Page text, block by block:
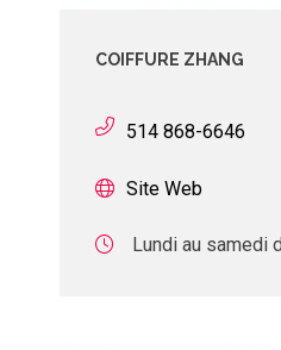
COIFFURE ZHANG
514 868-6646
Site Web
Lundi au samedi